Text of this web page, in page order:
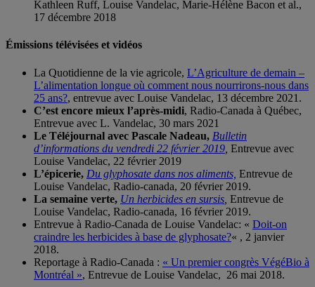
Kathleen Ruff, Louise Vandelac, Marie-Hélène Bacon et al.,
17 décembre 2018
Émissions télévisées et vidéos
La Quotidienne de la vie agricole, L’Agriculture de demain –
L’alimentation longue où comment nous nourrirons-nous dans
25 ans?, entrevue avec Louise Vandelac, 13 décembre 2021.
C’est encore mieux l’après-midi, Radio-Canada à Québec,
Entrevue avec L. Vandelac, 30 mars 2021
Le Téléjournal avec Pascale Nadeau, Bulletin
d’informations du vendredi 22 février 2019 Entrevue avec
Louise Vandelac, 22 février 2019
L’épicerie, Du glyphosate dans nos aliments, Entrevue de
Louise Vandelac, Radio-canada, 20 février 2019.
La semaine verte, Un herbicides en sursis Entrevue de
Louise Vandelac, Radio-canada, 16 février 2019.
Entrevue à Radio-Canada de Louise Vandelac: « Doit-on
craindre les herbicides à base de glyphosate?« , 2 janvier
2018.
Reportage à Radio-Canada : « Un premier congrès VégéBio à
Montréal », Entrevue de Louise Vandelac, 26 mai 2018.